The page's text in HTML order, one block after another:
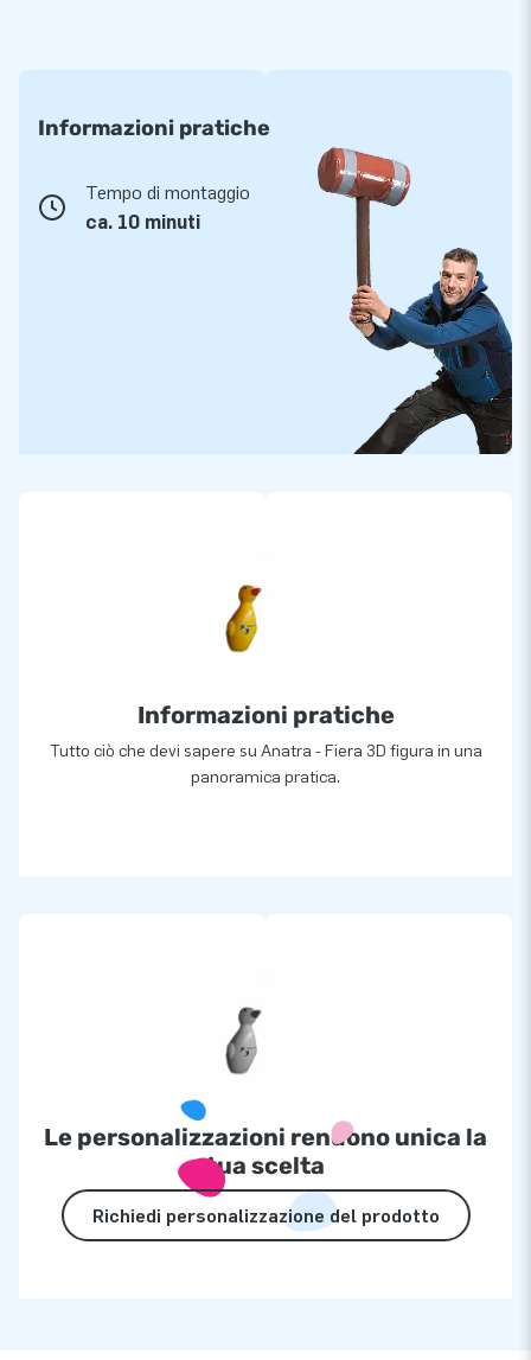
Informazioni pratiche
Tempo di montaggio
ca. 10 minuti
Informazioni pratiche
Tutto ciò che devi sapere su Anatra - Fiera 3D figura in una
panoramica pratica.
Le personalizzazioni rendono unica la
tua scelta
Richiedi personalizzazione del prodotto